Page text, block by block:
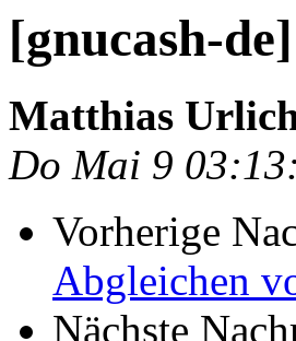
[gnucash-
Matthias
Do Mai 9
Vorherige
Abgleichen
Nächste